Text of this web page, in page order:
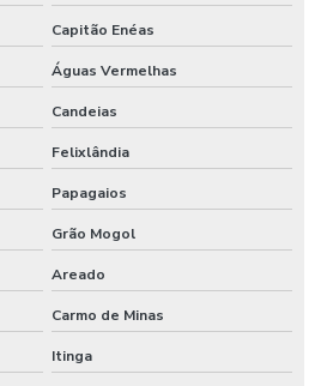
Capitão Enéas
Águas Vermelhas
Candeias
Felixlândia
Papagaios
Grão Mogol
Areado
Carmo de Minas
Itinga